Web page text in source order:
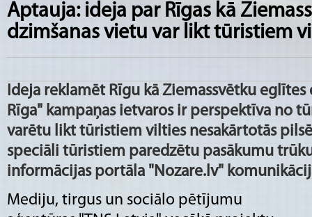
Aptauja: ideja par Rīgas kā
dzimšanas vietu var likt tūristiem
Ideja reklamēt Rīgu kā Ziemassvētku
Rīga" kampaņas ietvaros ir perspektīva no
varētu likt tūristiem vilties nesakārtotās
speciāli tūristiem paredzētu pasākumu
informācijas portāla "Nozare.lv"
Mediju, tirgus un sociālo pētījumu